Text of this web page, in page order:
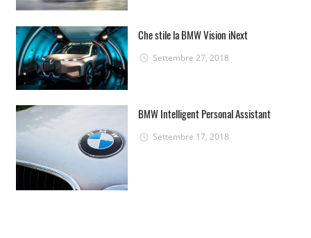
Che stile la BMW Vision iNext
Settembre 27, 2018
BMW Intelligent Personal Assistant
Settembre 17, 2018